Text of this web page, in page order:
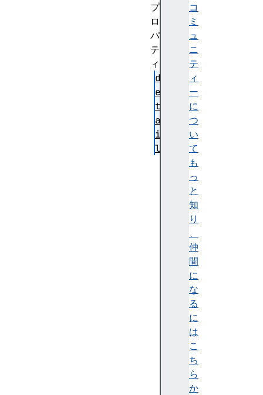
コ
ミ
ュ
ニ
テ
ィ
ー
に
つ
い
て
も
っ
と
知
り
、
仲
間
に
な
る
に
は
こ
ち
ら
か
プ
ロ
パ
テ
ィ
d
e
t
a
i
l